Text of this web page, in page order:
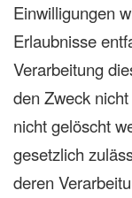
Einwilligungen
Erlaubnisse
Verarbeitung
den Zweck
nicht gelöscht
gesetzlich
deren